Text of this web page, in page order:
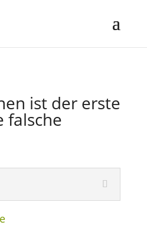
ist der erste
falsche